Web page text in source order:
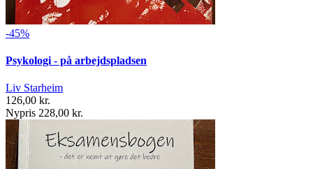
-45%
Psykologi - på arbejdspladsen
Liv Starheim
126,00 kr.
Nypris 228,00 kr.